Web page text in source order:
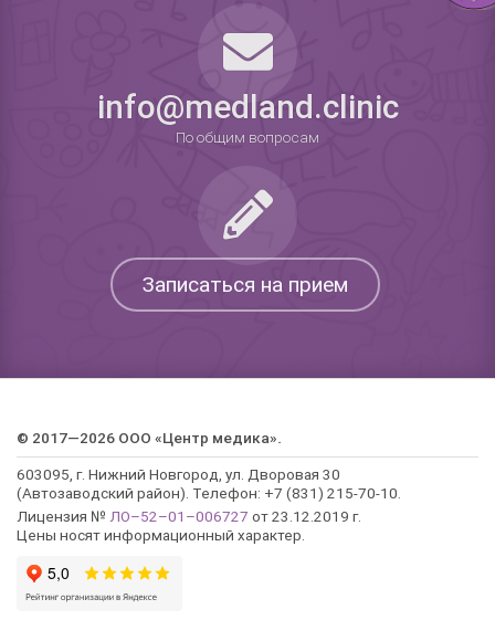
info@medland.clinic
По общим вопросам
Записаться на прием
© 2017—2026 ООО «Центр медика».
603095, г. Нижний Новгород, ул. Дворовая 30
(Автозаводский район). Телефон: +7 (831) 215-70-10.
Лицензия № ЛО–52–01–006727 от 23.12.2019 г.
Цены носят информационный характер.